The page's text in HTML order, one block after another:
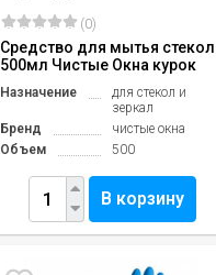
(0)
Средство для мытья стекол
500мл Чистые Окна курок
Назначение
для стекол и
зеркал
Бренд
чистые окна
Объем
500
В корзину